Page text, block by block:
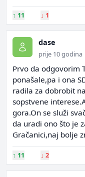
↑ 11 ↓ 1
dase
prije 10 godina
Prvo da odgovorim
ponašale,pa i ona
radila za dobrobit
sopstvene
gora.On se služi
da uradi ono što je
Gračanici,naj bolje
↑ 11 ↓ 2